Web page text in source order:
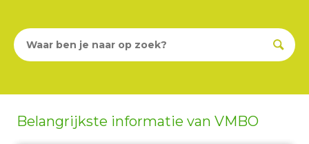
Belangrijkste informatie van VMBO